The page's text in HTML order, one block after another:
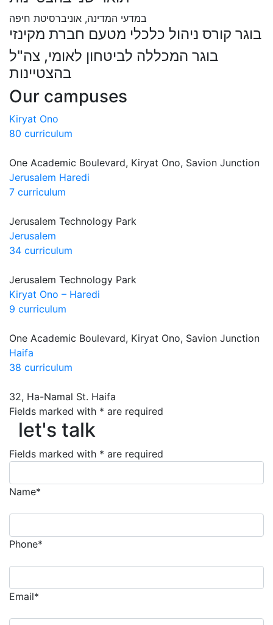
במדעי המדינה, אוניברסיטת חיפה
בוגר קורס ניהול כלכלי מטעם חברת מקינזי
בוגר המכללה לביטחון לאומי, צה"ל
בהצטיינות
Our campuses
Kiryat Ono
80 curriculum
One Academic Boulevard, Kiryat Ono, Savion Junction
Jerusalem Haredi
7 curriculum
Jerusalem Technology Park
Jerusalem
34 curriculum
Jerusalem Technology Park
Kiryat Ono – Haredi
9 curriculum
One Academic Boulevard, Kiryat Ono, Savion Junction
Haifa
38 curriculum
32, Ha-Namal St. Haifa
let's talk
Fields marked with * are required
let's talk
Fields marked with * are required
Name*
Phone*
Email*